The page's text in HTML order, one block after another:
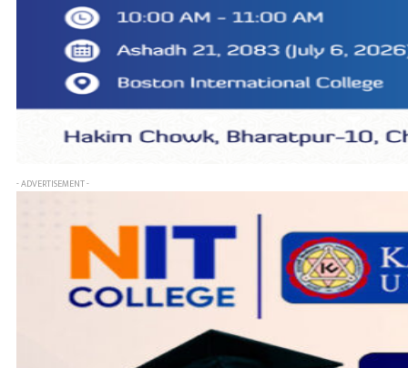
- ADVERTISEMENT -